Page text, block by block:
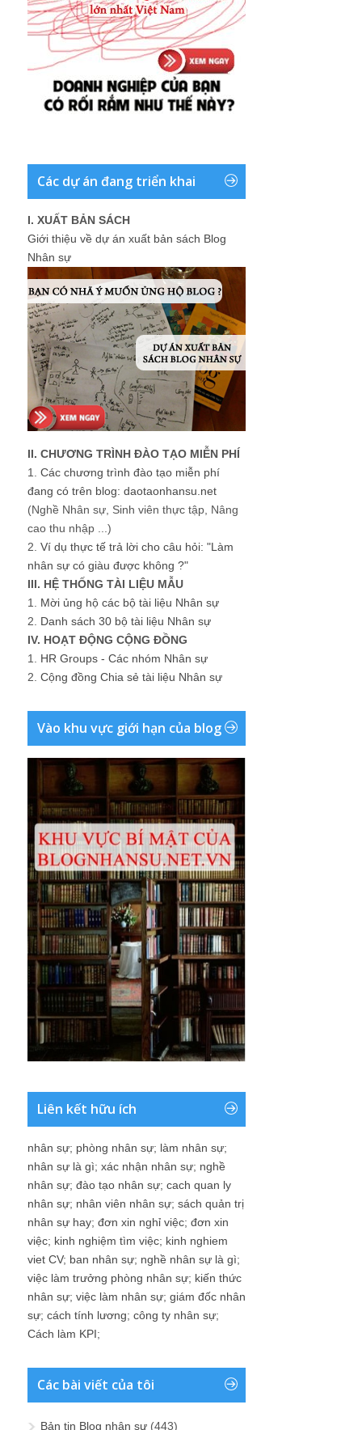
Các dự án đang triển khai
I. XUẤT BẢN SÁCH
Giới thiệu về dự án xuất bản sách Blog
Nhân sự
II. CHƯƠNG TRÌNH ĐÀO TẠO MIỄN PHÍ
1. Các chương trình đào tạo miễn phí
đang có trên blog: daotaonhansu.net
(Nghề Nhân sự, Sinh viên thực tập, Nâng
cao thu nhập ...)
2. Ví dụ thực tế trả lời cho câu hỏi: "Làm
nhân sự có giàu được không ?"
III. HỆ THỐNG TÀI LIỆU MẪU
1. Mời ủng hộ các bộ tài liệu Nhân sự
2. Danh sách 30 bộ tài liệu Nhân sự
IV. HOẠT ĐỘNG CỘNG ĐỒNG
1. HR Groups - Các nhóm Nhân sự
2. Cộng đồng Chia sẻ tài liệu Nhân sự
Vào khu vực giới hạn của blog
Liên kết hữu ích
nhân sự; phòng nhân sự; làm nhân sự;
nhân sự là gì; xác nhận nhân sự; nghề
nhân sự; đào tạo nhân sự; cach quan ly
nhân sự; nhân viên nhân sự; sách quản trị
nhân sự hay; đơn xin nghỉ việc; đơn xin
việc; kinh nghiệm tìm việc; kinh nghiem
viet CV; ban nhân sự; nghề nhân sự là gì;
việc làm trưởng phòng nhân sự; kiến thức
nhân sự; việc làm nhân sự; giám đốc nhân
sự; cách tính lương; công ty nhân sự;
Cách làm KPI;
Các bài viết của tôi
Bản tin Blog nhân sự (443)